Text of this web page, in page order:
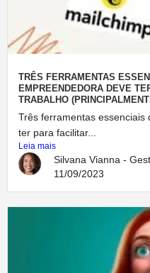
TRÊS FERRAMENTAS
EMPREENDEDORA DEVE
TRABALHO
Três ferramentas
ter para facilitar...
Leia mais
Silvana Vianna -
11/09/2023